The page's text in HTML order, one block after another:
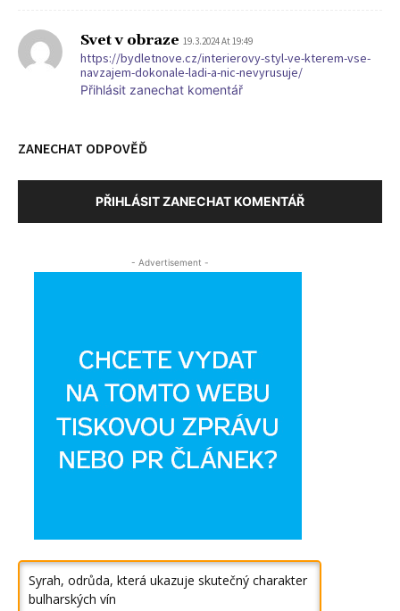
Svet v obraze 19.3.2024 At 19:49
https://bydletnove.cz/interierovy-styl-ve-kterem-vse-
navzajem-dokonale-ladi-a-nic-nevyrusuje/
Přihlásit zanechat komentář
ZANECHAT ODPOVĚĎ
PŘIHLÁSIT ZANECHAT KOMENTÁŘ
- Advertisement -
Syrah, odrůda, která ukazuje skutečný charakter
bulharských vín